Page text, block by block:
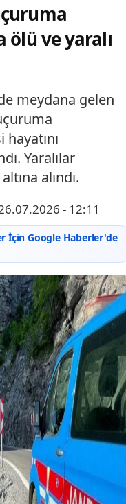
ölü ve yaralı
meydana gelen
Yaralılar
alındı.
- 12:11
İçin Google Haberler'de